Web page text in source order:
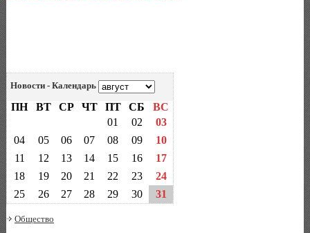
Новости - Календарь
ПН ВТ СР ЧТ ПТ СБ
ВС
01
02
03
04
05 06 07 08 09
10
11
12 13 14 15 16
17
18
19 20 21 22 23
24
25
26 27 28 29 30 31
Общество